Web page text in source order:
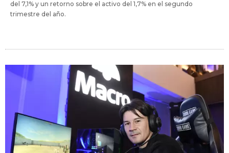
del 7,1% y un retorno sobre el activo del 1,7% en el segundo
trimestre del año.